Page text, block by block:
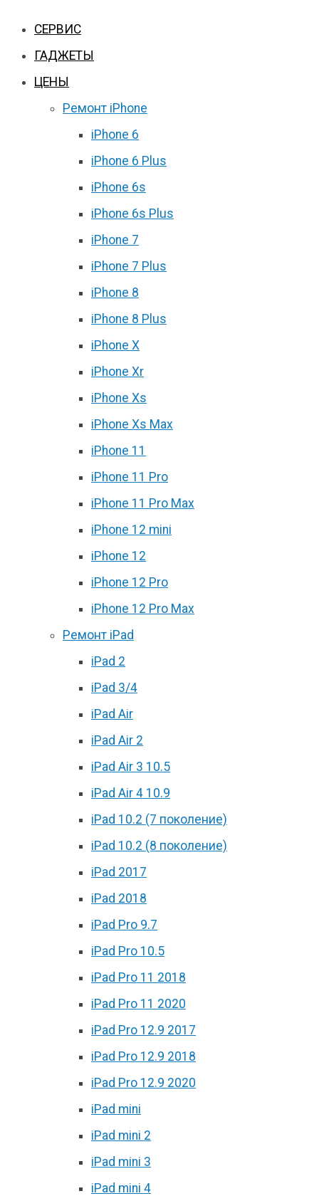
СЕРВИС
ГАДЖЕТЫ
ЦЕНЫ
Ремонт iPhone
iPhone 6
iPhone 6 Plus
iPhone 6s
iPhone 6s Plus
iPhone 7
iPhone 7 Plus
iPhone 8
iPhone 8 Plus
iPhone X
iPhone Xr
iPhone Xs
iPhone Xs Max
iPhone 11
iPhone 11 Pro
iPhone 11 Pro Max
iPhone 12 mini
iPhone 12
iPhone 12 Pro
iPhone 12 Pro Max
Ремонт iPad
iPad 2
iPad 3/4
iPad Air
iPad Air 2
iPad Air 3 10.5
iPad Air 4 10.9
iPad 10.2 (7 поколение)
iPad 10.2 (8 поколение)
iPad 2017
iPad 2018
iPad Pro 9.7
iPad Pro 10.5
iPad Pro 11 2018
iPad Pro 11 2020
iPad Pro 12.9 2017
iPad Pro 12.9 2018
iPad Pro 12.9 2020
iPad mini
iPad mini 2
iPad mini 3
iPad mini 4